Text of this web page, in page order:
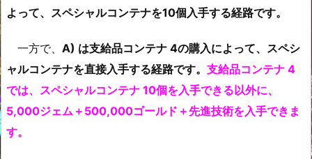
よって、スペシャルコンテナを10個入手する経路です。
一方で、 A) は支給品コンテナ 4の購入によって、スペシ
ャルコンテナを直接入手する経路です。 支給品コンテナ 4
では、スペシャルコンテナ 10個を入手できる以外に、
5,000ジェム＋500,000ゴールド＋先進技術を入手できま
す。